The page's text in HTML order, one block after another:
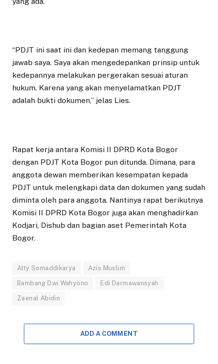
“PDJT ini saat ini dan kedepan memang tanggung
jawab saya. Saya akan mengedepankan prinsip untuk
kedepannya melakukan pergerakan sesuai aturan
hukum. Karena yang akan menyelamatkan PDJT
adalah bukti dokumen,” jelas Lies.
Rapat kerja antara Komisi II DPRD Kota Bogor
dengan PDJT Kota Bogor pun ditunda. Dimana, para
anggota dewan memberikan kesempatan kepada
PDJT untuk melengkapi data dan dokumen yang sudah
diminta oleh para anggota. Nantinya rapat berikutnya
Komisi II DPRD Kota Bogor juga akan menghadirkan
Kodjari, Dishub dan bagian aset Pemerintah Kota
Bogor.
Atty Somaddikarya Azis Muslim
Bambang Dwi Wahyono Edi Darmawansyah
Zaenal Abidin
ADD A COMMENT